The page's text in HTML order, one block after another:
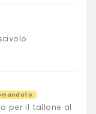
per il tallone al